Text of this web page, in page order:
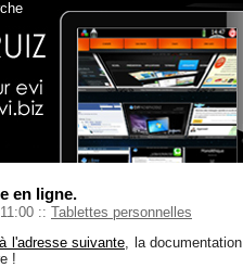
en ligne.
:: Tablettes personnelles
à l'adresse suivante , la documentation
!